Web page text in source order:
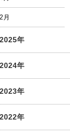
2月
2025年
2024年
2023年
2022年